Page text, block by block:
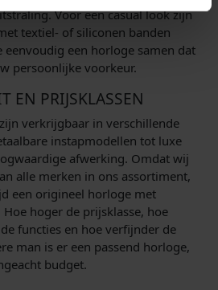
Voor een casual look zijn
textiel- of siliconen banden
eenvoudig een horloge samen dat
persoonlijke voorkeur.
EN PRIJSKLASSEN
verkrijgbaar in verschillende
instapmodellen tot luxe
afwerking. Omdat wij
alle merken in ons assortiment,
een origineel horloge met
hoger de prijsklasse, hoe
functies en hoe verfijnder de
man is er een passend horloge,
budget.